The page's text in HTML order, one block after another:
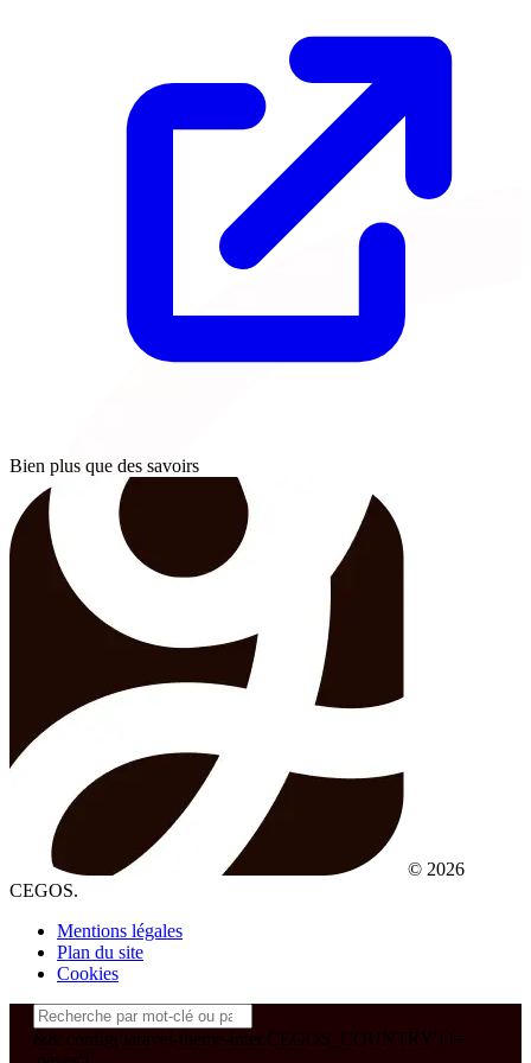
Bien plus que des savoirs
© 2026
CEGOS.
Mentions légales
Plan du site
Cookies
&& config('laravel-theme-inter.CEGOS_COUNTRY') !=